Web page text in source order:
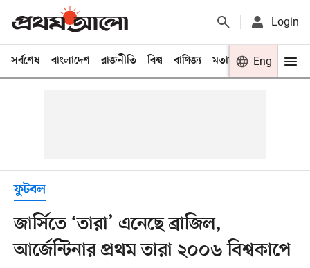
Login
সর্বশেষ বাংলাদেশ রাজনীতি বিশ্ব বাণিজ্য মতামত খেলা
Eng
ফুটবল
জার্সিতে ‘তারা’ এনেছে ব্রাজিল,
আর্জেন্টিনার প্রথম তারা ২০০৬ বিশ্বকাপে